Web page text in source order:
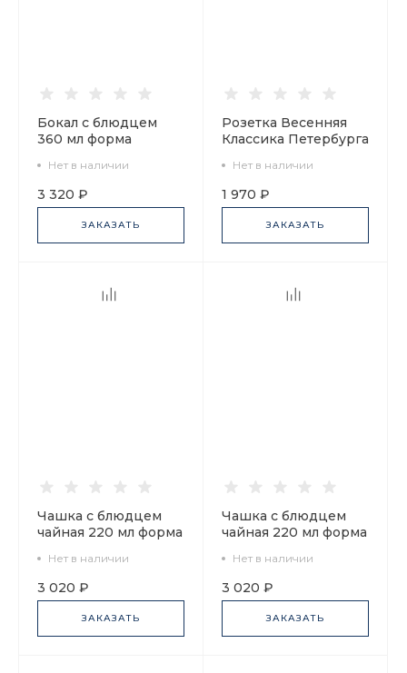
Бокал с блюдцем
360 мл форма
рисунок Аничков
мост арт.
81.27420.00.1
Нет в наличии
3 320 ₽
ЗАКАЗАТЬ
Розетка Весенняя
Классика Петербурга
Нет в наличии
1 970 ₽
ЗАКАЗАТЬ
Чашка с блюдцем
чайная 220 мл форма
Прачечный мостик
арт. 81.16029.00.1
Нет в наличии
3 020 ₽
ЗАКАЗАТЬ
Чашка с блюдцем
чайная 220 мл форма
Поцелуев мост арт.
81.16034.00.1
Нет в наличии
3 020 ₽
ЗАКАЗАТЬ